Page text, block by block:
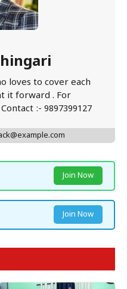
loves to cover each
it forward . For
:- 9897399127
Join Now
Join Now